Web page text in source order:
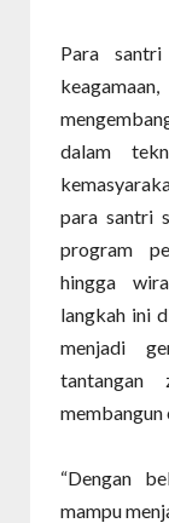
Para
dalam
para santri
program
hingga
langkah ini
menjadi
tantangan
membangun
“Dengan
mampu